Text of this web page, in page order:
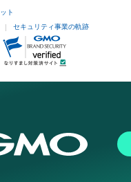
ト
セキュリティ事業の軌跡